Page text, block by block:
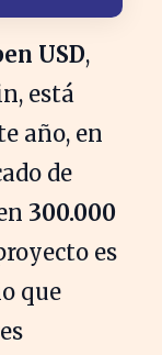
USD,
está
año, en
de
300.000
es
que